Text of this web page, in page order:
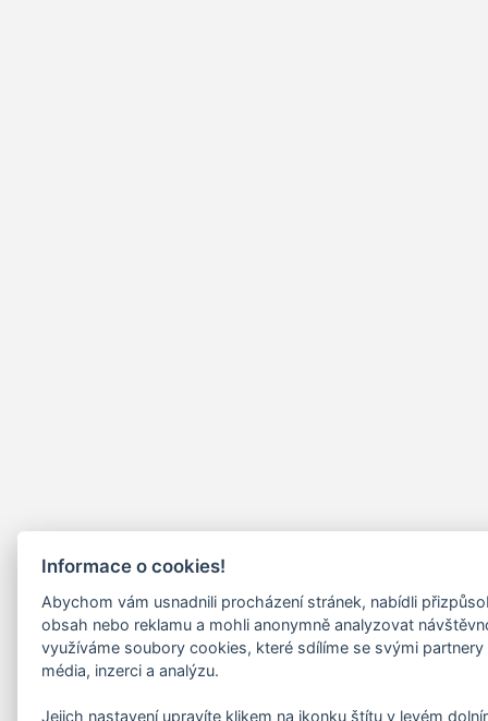
Informace o cookies!
Abychom vám usnadnili procházení stránek, nabídli
obsah nebo reklamu a mohli anonymně analyzovat
využíváme soubory cookies, které sdílíme se svými
média, inzerci a analýzu.
Jejich nastavení upravíte klikem na ikonku štítu v levém